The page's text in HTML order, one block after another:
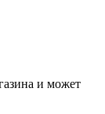
и может